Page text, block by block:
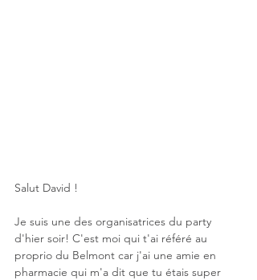
Salut David !
Je suis une des organisatrices du party
d'hier soir! C'est moi qui t'ai référé au
proprio du Belmont car j'ai une amie en
pharmacie qui m'a dit que tu étais super